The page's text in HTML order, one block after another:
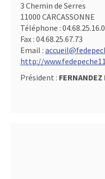
3 Chemin de Serres
11000 CARCASSONNE
Téléphone :
Fax : 04.68.25.67.73
Email :
http://
Président :